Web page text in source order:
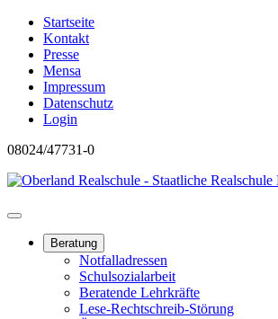
Startseite
Kontakt
Presse
Mensa
Impressum
Datenschutz
Login
08024/47731-0
Beratung
Notfalladressen
Schulsozialarbeit
Beratende Lehrkräfte
Lese-Rechtschreib-Störung